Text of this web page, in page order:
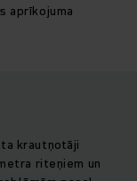
aprīkojuma
krautņotāji
riteņiem un